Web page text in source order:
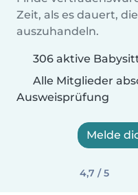
Zeit, als es dauert,
auszuhandeln.
306 aktive
Alle Mitglieder
Ausweisprüfung
Melde
4,7 / 5